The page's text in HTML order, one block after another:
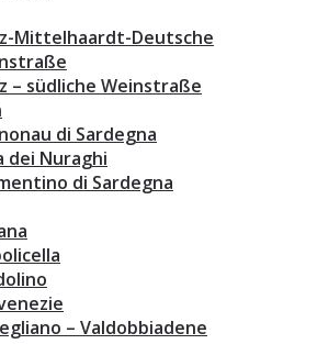
Mittelhaardt-Deutsche
– südliche Weinstraße
di Sardegna
dei Nuraghi
di Sardegna
– Valdobbiadene